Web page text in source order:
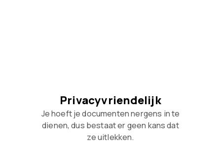
Privacyvriendelijk
Je hoeft je documenten nergens in te
dienen, dus bestaat er geen kans dat
ze uitlekken.